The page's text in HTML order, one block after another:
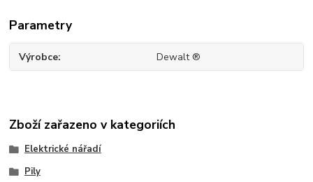
Parametry
Výrobce Dewalt ®
Zboží zařazeno v kategoriích
Elektrické nářadí
Pily